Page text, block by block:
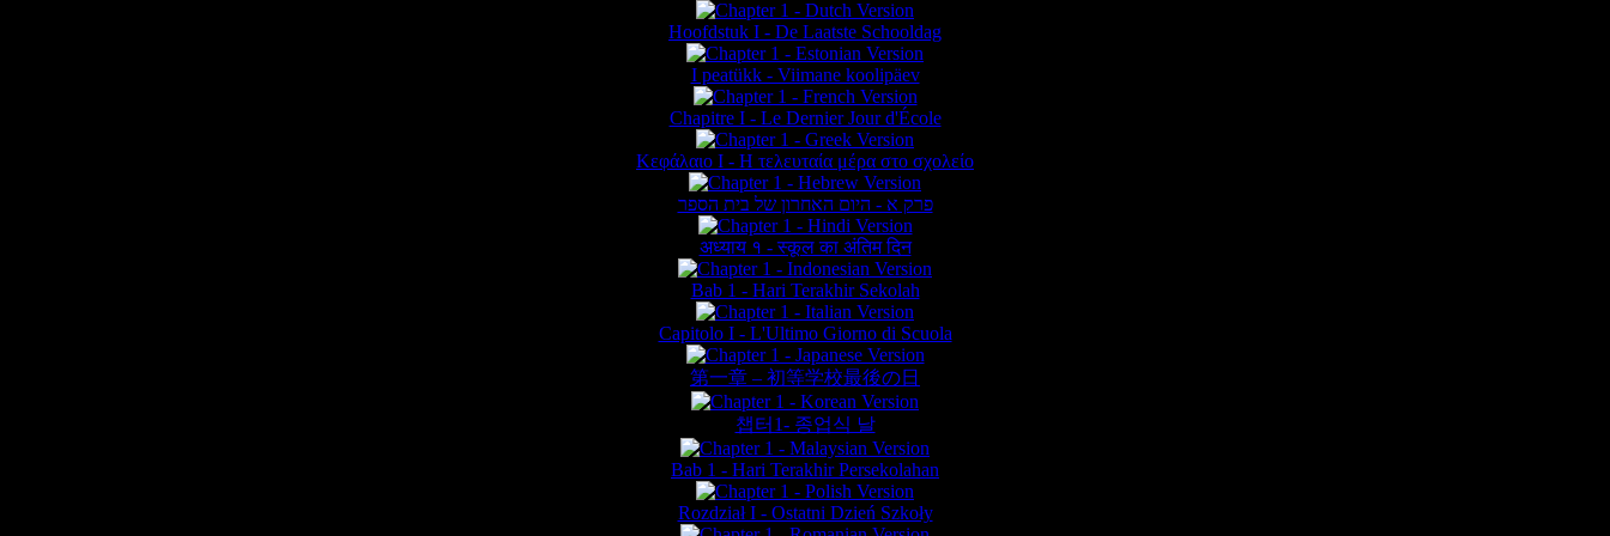
Hoofdstuk I - De Laatste Schooldag
I peatükk - Viimane koolipäev
Chapitre I - Le Dernier Jour d'École
Κεφάλαιο Ι - Η τελευταία μέρα στο σχολείο
פרק א - היום האחרון של בית הספר
अध्याय १ - स्कूल का अंतिम दिन
Bab 1 - Hari Terakhir Sekolah
Capitolo I - L'Ultimo Giorno di Scuola
第一章 – 初等学校最後の日
챕터1- 종업식 날
Bab 1 - Hari Terakhir Persekolahan
Rozdział I - Ostatni Dzień Szkoły